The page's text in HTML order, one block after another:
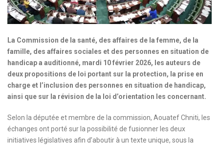
La Commission de la santé, des affaires de la femme, de la
famille, des affaires sociales et des personnes en situation de
handicap a auditionné, mardi 10 février 2026, les auteurs de
deux propositions de loi portant sur la protection, la prise en
charge et l’inclusion des personnes en situation de handicap,
ainsi que sur la révision de la loi d’orientation les concernant.
Selon la députée et membre de la commission, Aouatef Chniti, les
échanges ont porté sur la possibilité de fusionner les deux
initiatives législatives afin d’aboutir à un texte unique, sous la